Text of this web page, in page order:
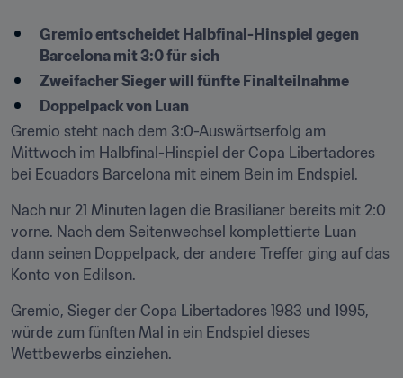
Gremio entscheidet Halbfinal-Hinspiel gegen
Barcelona mit 3:0 für sich
Zweifacher Sieger will fünfte Finalteilnahme
Doppelpack von Luan
Gremio steht nach dem 3:0-Auswärtserfolg am
Mittwoch im Halbfinal-Hinspiel der Copa Libertadores
bei Ecuadors Barcelona mit einem Bein im Endspiel.
Nach nur 21 Minuten lagen die Brasilianer bereits mit 2:0
vorne. Nach dem Seitenwechsel komplettierte Luan
dann seinen Doppelpack, der andere Treffer ging auf das
Konto von Edilson.
Gremio, Sieger der Copa Libertadores 1983 und 1995,
würde zum fünften Mal in ein Endspiel dieses
Wettbewerbs einziehen.